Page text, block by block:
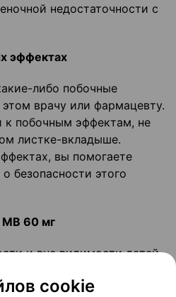
недостаточности с
эффектах
либо побочные
врачу или фармацевту.
к побочным эффектам, не
листке-вкладыше.
вы помогаете
безопасности этого
МВ 60 мг
и вне видимости детей.
с модифицированным
cookie